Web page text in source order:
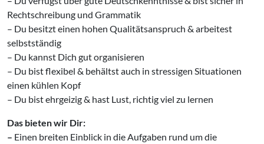
Rechtschreibung und Grammatik
– Du besitzt einen hohen Qualitätsanspruch & arbeitest
selbstständig
– Du kannst Dich gut organisieren
– Du bist flexibel & behältst auch in stressigen Situationen
einen kühlen Kopf
– Du bist ehrgeizig & hast Lust, richtig viel zu lernen
Das bieten wir Dir:
– Einen breiten Einblick in die Aufgaben rund um die